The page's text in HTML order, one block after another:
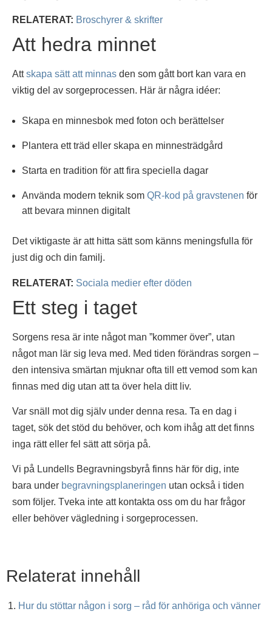
RELATERAT: Broschyrer & skrifter
Att hedra minnet
Attskapa sätt att minnas den som gått bort kan vara en
viktig del av sorgeprocessen. Här är några idéer:
Skapa en minnesbok med foton och berättelser
Plantera ett träd eller skapa en minnesträdgård
Starta en tradition för att fira speciella dagar
Använda modern teknik som QR-kod på gravstenen för
att bevara minnen digitalt
Det viktigaste är att hitta sätt som känns meningsfulla för
just dig och din familj.
RELATERAT: Sociala medier efter döden
Ett steg i taget
Sorgens resa är inte något man ”kommer över”, utan
något man lär sig leva med. Med tiden förändras sorgen –
den intensiva smärtan mjuknar ofta till ett vemod som kan
finnas med dig utan att ta över hela ditt liv.
Var snäll mot dig själv under denna resa. Ta en dag i
taget, sök det stöd du behöver, och kom ihåg att det finns
inga rätt eller fel sätt att sörja på.
Vi på Lundells Begravningsbyrå finns här för dig, inte
bara under begravningsplaneringen utan också i tiden
som följer. Tveka inte att kontakta oss om du har frågor
eller behöver vägledning i sorgeprocessen.
Relaterat innehåll
Hur du stöttar någon i sorg – råd för anhöriga och vänner